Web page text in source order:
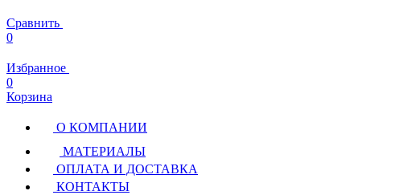
Сравнить
0
Избранное
0
Корзина
О КОМПАНИИ
МАТЕРИАЛЫ
ОПЛАТА И ДОСТАВКА
КОНТАКТЫ